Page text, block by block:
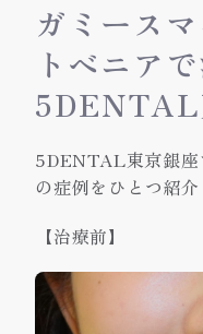
ガミース
トベニア
5DENTAL
5DENTAL東京銀座
の症例をひとつ紹介
【治療前】